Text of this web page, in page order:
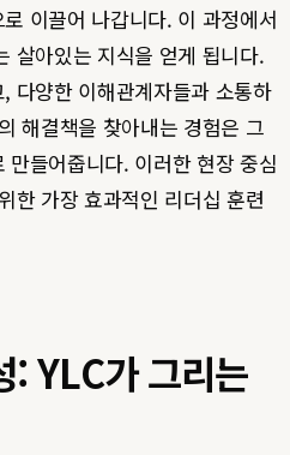
이끌어 나갑니다. 이 과정에서
살아있는 지식을 얻게 됩니다.
다양한 이해관계자들과 소통하
해결책을 찾아내는 경험은 그
들어줍니다. 이러한 현장 중심
한 가장 효과적인 리더십 훈련
: YLC가 그리는